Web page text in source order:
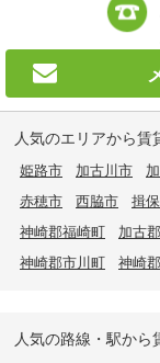
人気のエリアから賃
姫路市 加古川市
赤穂市
西脇市 揖
神崎郡福崎町
加古
神崎郡市川町
神崎
人気の路線・駅から